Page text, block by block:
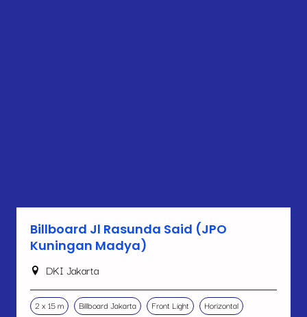
Billboard Jl Rasunda Said (JPO
Kuningan Madya)
DKI Jakarta
2 x 15 m Billboard Jakarta Front Light Horizontal